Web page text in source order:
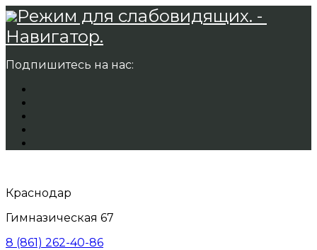
Режим для слабовидящих. -
Навигатор.
Подпишитесь на нас:
Краснодар
Гимназическая 67
8 (861) 262-40-86